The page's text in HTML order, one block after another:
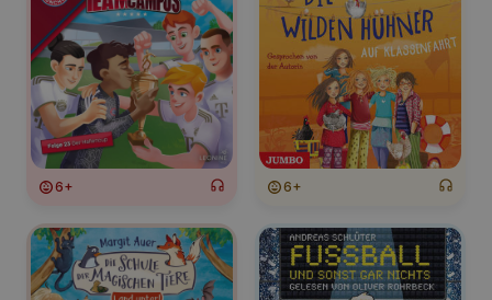
6+ 6+